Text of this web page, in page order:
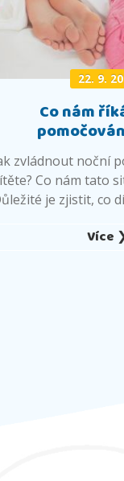
22. 9.
Co nám
zvládnout noční
Co nám tato
je zjistit, co
Více